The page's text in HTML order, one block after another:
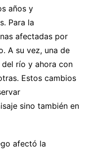
años y
Para la
afectadas por
A su vez, una de
río y ahora con
Estos cambios
sino también en
afectó la